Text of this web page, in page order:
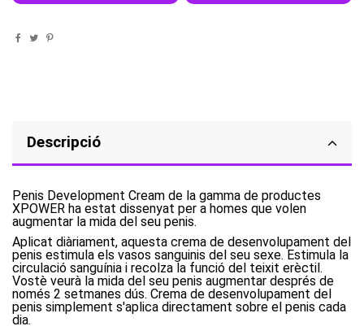
Descripció
Penis Development Cream de la gamma de productes
XPOWER ha estat dissenyat per a homes que volen
augmentar la mida del seu penis.
Aplicat diàriament, aquesta crema de desenvolupament del
penis estimula els vasos sanguinis del seu sexe. Estimula la
circulació sanguínia i recolza la funció del teixit erèctil.
Vostè veurà la mida del seu penis augmentar després de
només 2 setmanes dús. Crema de desenvolupament del
penis simplement s'aplica directament sobre el penis cada
dia.